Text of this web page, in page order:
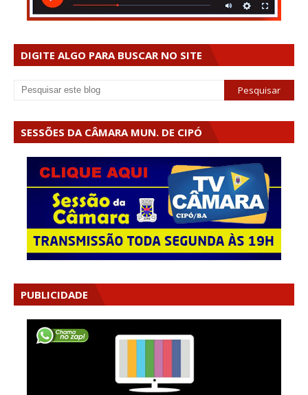
DIGITE ALGO PARA BUSCAR NO SITE
SESSÕES DA CÂMARA MUN. DE CIPÓ
PUBLICIDADE